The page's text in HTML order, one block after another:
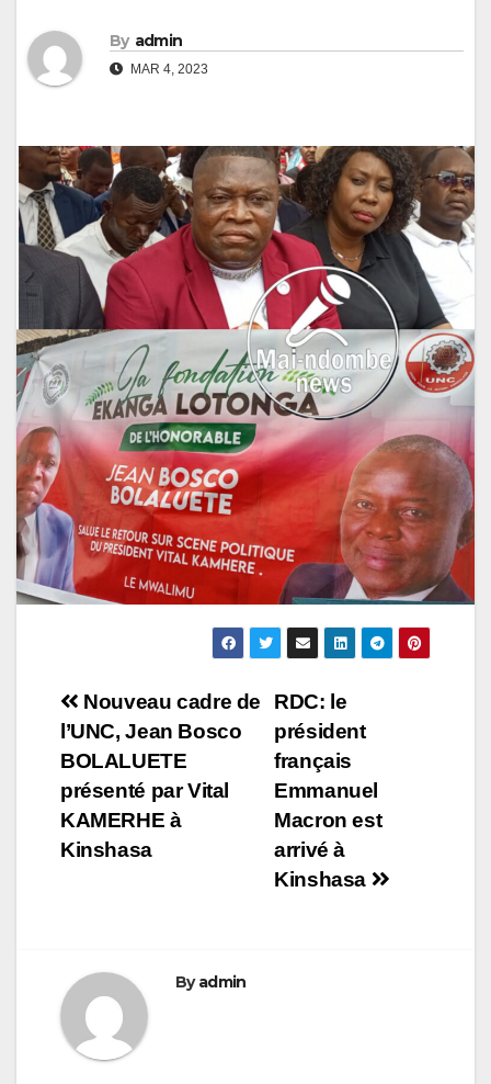
By admin
MAR 4, 2023
Navigation
de
l’article
RDC: le
président
français
Emmanuel
Macron est
arrivé à
Kinshasa
Nouveau cadre de
l’UNC, Jean Bosco
BOLALUETE
présenté par Vital
KAMERHE à
Kinshasa
Byadmin